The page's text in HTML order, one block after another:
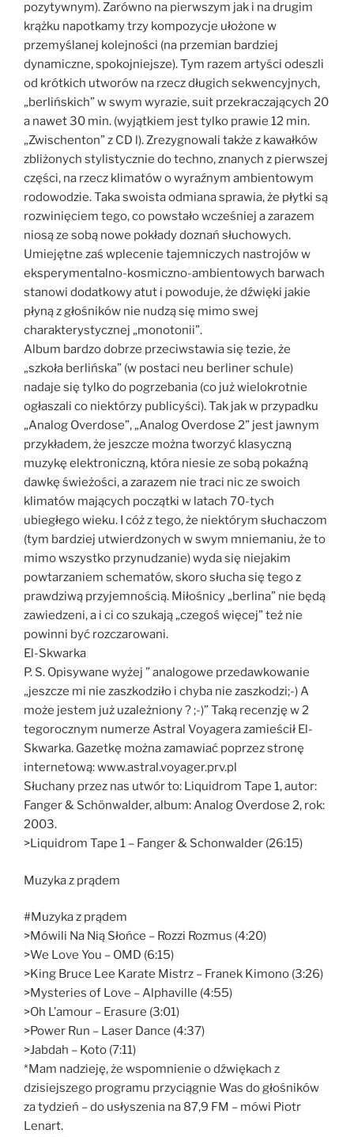
pozytywnym). Zarówno na pierwszym jak i na drugim
krążku napotkamy trzy kompozycje ułożone w
przemyślanej kolejności (na przemian bardziej
dynamiczne, spokojniejsze). Tym razem artyści odeszli
od krótkich utworów na rzecz długich sekwencyjnych,
„berlińskich” w swym wyrazie, suit przekraczających 20
a nawet 30 min. (wyjątkiem jest tylko prawie 12 min.
„Zwischenton” z CD l). Zrezygnowali także z kawałków
zbliżonych stylistycznie do techno, znanych z pierwszej
części, na rzecz klimatów o wyraźnym ambientowym
rodowodzie. Taka swoista odmiana sprawia, że płytki są
rozwinięciem tego, co powstało wcześniej a zarazem
niosą ze sobą nowe pokłady doznań słuchowych.
Umiejętne zaś wplecenie tajemniczych nastrojów w
eksperymentalno-kosmiczno-ambientowych barwach
stanowi dodatkowy atut i powoduje, że dźwięki jakie
płyną z głośników nie nudzą się mimo swej
charakterystycznej „monotonii”.
Album bardzo dobrze przeciwstawia się tezie, że
„szkoła berlińska” (w postaci neu berliner schule)
nadaje się tylko do pogrzebania (co już wielokrotnie
ogłaszali co niektórzy publicyści). Tak jak w przypadku
„Analog Overdose”, „Analog Overdose 2” jest jawnym
przykładem, że jeszcze można tworzyć klasyczną
muzykę elektroniczną, która niesie ze sobą pokaźną
dawkę świeżości, a zarazem nie traci nic ze swoich
klimatów mających początki w latach 70-tych
ubiegłego wieku. I cóż z tego, że niektórym słuchaczom
(tym bardziej utwierdzonych w swym mniemaniu, że to
mimo wszystko przynudzanie) wyda się niejakim
powtarzaniem schematów, skoro słucha się tego z
prawdziwą przyjemnością. Miłośnicy „berlina” nie będą
zawiedzeni, a i ci co szukają „czegoś więcej” też nie
powinni być rozczarowani.
El-Skwarka
P. S. Opisywane wyżej ” analogowe przedawkowanie
„jeszcze mi nie zaszkodziło i chyba nie zaszkodzi;-) A
może jestem już uzależniony ? ;-)” Taką recenzję w 2
tegorocznym numerze Astral Voyagera zamieścił El-
Skwarka. Gazetkę można zamawiać poprzez stronę
internetową: www.astral.voyager.prv.pl
Słuchany przez nas utwór to: Liquidrom Tape 1, autor:
Fanger & Schönwalder, album: Analog Overdose 2, rok:
2003.
>Liquidrom Tape 1 – Fanger & Schonwalder (26:15)
Muzyka z prądem
#Muzyka z prądem
>Mówili Na Nią Słońce – Rozzi Rozmus (4:20)
>We Love You – OMD (6:15)
>King Bruce Lee Karate Mistrz – Franek Kimono (3:26)
>Mysteries of Love – Alphaville (4:55)
>Oh L’amour – Erasure (3:01)
>Power Run – Laser Dance (4:37)
>Jabdah – Koto (7:11)
*Mam nadzieję, że wspomnienie o dźwiękach z
dzisiejszego programu przyciągnie Was do głośników
za tydzień – do usłyszenia na 87,9 FM – mówi Piotr
Lenart.